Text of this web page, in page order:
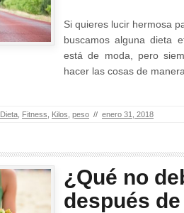
Si quieres lucir hermosa
buscamos alguna dieta
está de moda, pero
hacer las cosas de
Dieta Fitness Kilos peso // enero 31, 2018
¿Qué no
después